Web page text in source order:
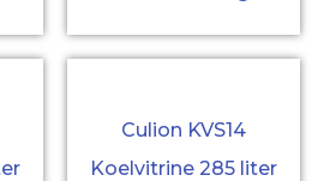
Culion KVS14
Koelvitrine 285 liter